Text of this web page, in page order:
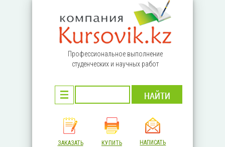
Профессиональное выполнение
студенческих и научных работ
ЗАКАЗАТЬ
КУПИТЬ
НАПИСАТЬ